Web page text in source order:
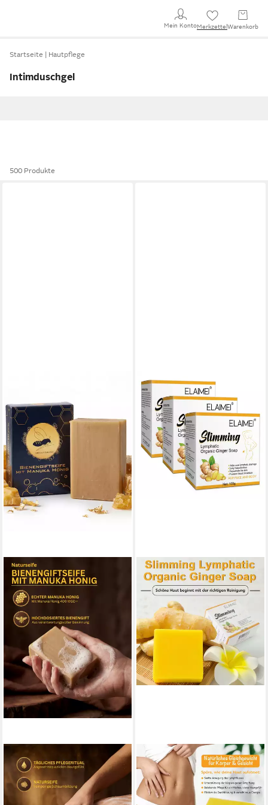
Mein KontoMerkzettel Warenkorb
Startseite Hautpflege
Intimduschgel
500 Produkte
GREGA´S IMKEREI
Feste Duschseife Bienengift
Seife mit Manuka Honig 100
g, Naturseife palmölfrei &
P-BEAUTY COSMETIC
ACCESSORIES
Feste Duschseife Ingwer
Ginger Seife Kojisäure-Seife